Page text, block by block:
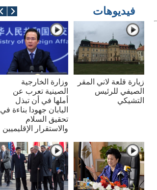
فيديوهات
وزارة الخارجية
الصينية تعرب عن
أملها في أن تبذل
اليابان جهودا بناءة في
تحقيق السلام
والاستقرار الإقليميين
زيارة قلعة لاني المقر
الصيفي للرئيس
التشيكي